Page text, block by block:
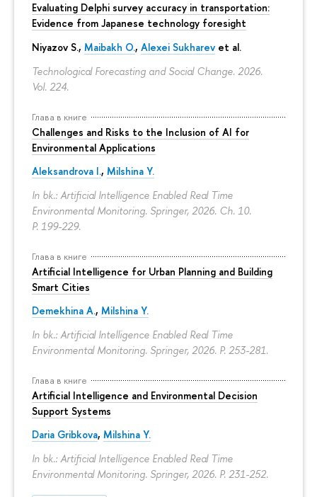
Evaluating Delphi survey accuracy in transportation:
Evidence from Japanese technology foresight
Niyazov S., Maibakh O., Alexei Sukharev et al.
Technological Forecasting and Social Change. 2026.
Vol. 224.
Глава в книге
Challenges and Risks to the Inclusion of AI for
Environmental Applications
Aleksandrova I., Milshina Y.
In bk.: Artificial Intelligence Enabled Real Time
Environmental Monitoring. Springer, 2026. Ch. 10.
P. 199-229.
Глава в книге
Artificial Intelligence for Urban Planning and Building
Smart Cities
Demekhina A., Milshina Y.
In bk.: Artificial Intelligence Enabled Real Time
Environmental Monitoring. Springer, 2026. P. 253-281.
Глава в книге
Artificial Intelligence and Environmental Decision
Support Systems
Daria Gribkova, Milshina Y.
In bk.: Artificial Intelligence Enabled Real Time
Environmental Monitoring. Springer, 2026. P. 231-252.